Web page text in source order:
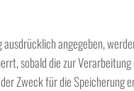
angegeben,
sobald die zur
Zweck für die Speicherung